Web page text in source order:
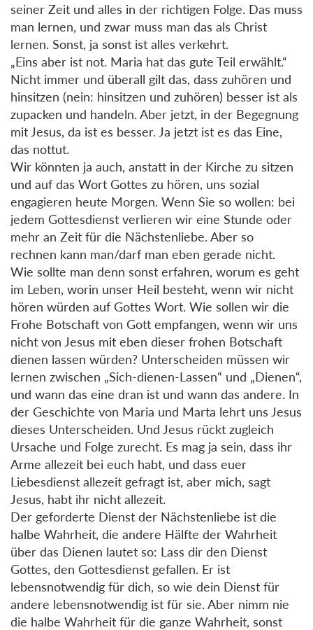
seiner Zeit und alles in der richtigen Folge. Das muss
man lernen, und zwar muss man das als Christ
lernen. Sonst, ja sonst ist alles verkehrt.
„Eins aber ist not. Maria hat das gute Teil erwählt.“
Nicht immer und überall gilt das, dass zuhören und
hinsitzen (nein: hinsitzen und zuhören) besser ist als
zupacken und handeln. Aber jetzt, in der Begegnung
mit Jesus, da ist es besser. Ja jetzt ist es das Eine,
das nottut.
Wir könnten ja auch, anstatt in der Kirche zu sitzen
und auf das Wort Gottes zu hören, uns sozial
engagieren heute Morgen. Wenn Sie so wollen: bei
jedem Gottesdienst verlieren wir eine Stunde oder
mehr an Zeit für die Nächstenliebe. Aber so
rechnen kann man/darf man eben gerade nicht.
Wie sollte man denn sonst erfahren, worum es geht
im Leben, worin unser Heil besteht, wenn wir nicht
hören würden auf Gottes Wort. Wie sollen wir die
Frohe Botschaft von Gott empfangen, wenn wir uns
nicht von Jesus mit eben dieser frohen Botschaft
dienen lassen würden? Unterscheiden müssen wir
lernen zwischen „Sich-dienen-Lassen“ und „Dienen“,
und wann das eine dran ist und wann das andere. In
der Geschichte von Maria und Marta lehrt uns Jesus
dieses Unterscheiden. Und Jesus rückt zugleich
Ursache und Folge zurecht. Es mag ja sein, dass ihr
Arme allezeit bei euch habt, und dass euer
Liebesdienst allezeit gefragt ist, aber mich, sagt
Jesus, habt ihr nicht allezeit.
Der geforderte Dienst der Nächstenliebe ist die
halbe Wahrheit, die andere Hälfte der Wahrheit
über das Dienen lautet so: Lass dir den Dienst
Gottes, den Gottesdienst gefallen. Er ist
lebensnotwendig für dich, so wie dein Dienst für
andere lebensnotwendig ist für sie. Aber nimm nie
die halbe Wahrheit für die ganze Wahrheit, sonst